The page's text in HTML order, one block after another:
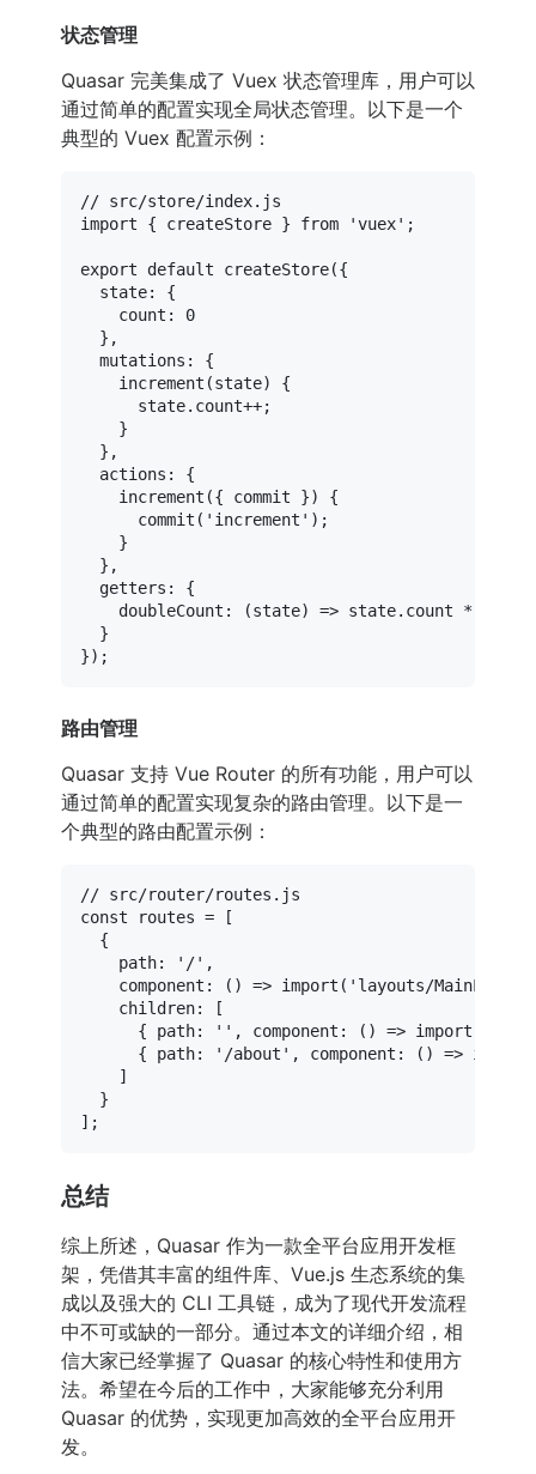
状态管理
Quasar 完美集成了 Vuex 状态管理库，用户可以
通过简单的配置实现全局状态管理。以下是一个
典型的 Vuex 配置示例：
// src/store/index.js
import { createStore } from 'vuex' ;
export default createStore({
state: {
count : 0
  },
mutations : {
increment (state) {
      state.
count++;
    }
  },
actions : {
increment ({ commit }) {
commit ( 'increment' );
    }
  },
getters : {
doubleCount : (state) => state. count *
  }
路由管理
Quasar 支持 Vue Router 的所有功能，用户可以
通过简单的配置实现复杂的路由管理。以下是一
个典型的路由配置示例：
// src/router/routes.js
const routes = [
  {
path: '/' ,
component : () => import ( 'layouts/
children: [
      {
path: '' , component : () => import
      {
path: '/about' , component : () => import
    ]
  }
总结
综上所述，Quasar 作为一款全平台应用开发框
架，凭借其丰富的组件库、Vue.js 生态系统的集
成以及强大的 CLI 工具链，成为了现代开发流程
中不可或缺的一部分。通过本文的详细介绍，相
信大家已经掌握了 Quasar 的核心特性和使用方
法。希望在今后的工作中，大家能够充分利用
Quasar 的优势，实现更加高效的全平台应用开
发。